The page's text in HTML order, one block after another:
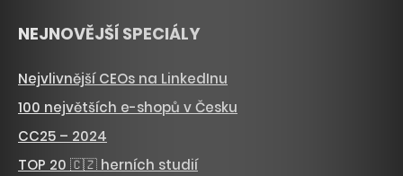
NEJNOVĚJŠÍ SPECIÁLY
Nejvlivnější CEOs na LinkedInu
100 největších e-shopů v Česku
CC25 – 2024
TOP 20 🇨🇿 herních studií